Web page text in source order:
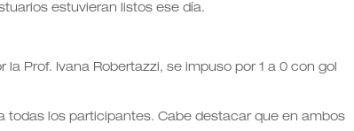
estuvieran listos ese día.
Prof. Ivana Robertazzi, se impuso por 1 a 0 con gol
todas los participantes. Cabe destacar que en ambos